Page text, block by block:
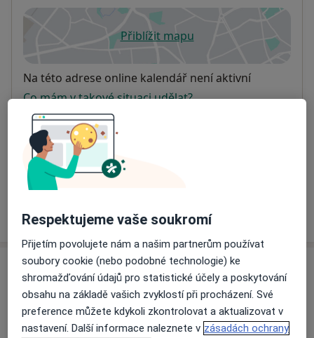
Přiblížit mapuse otevře v nové záložce
Dostupnost
Na této adrese online kalendář není aktivní
Co mám v takové situaci udělat?
Způsoby platby (soukromé návštěvy)
Na teto adrese lékař přijímá pacienty na pojišťovnu
Detaily
Více
o adrese
Názory
Přidejte svůj názor
Respektujeme vaše soukromí
Přijetím povolujete nám a našim partnerům používat
soubory cookie (nebo podobné technologie) ke
shromažďování údajů pro statistické účely a poskytování
obsahu na základě vašich zvyklostí při procházení. Své
preference můžete kdykoli zkontrolovat a aktualizovat v
nastavení. Další informace naleznete v zásadách ochrany